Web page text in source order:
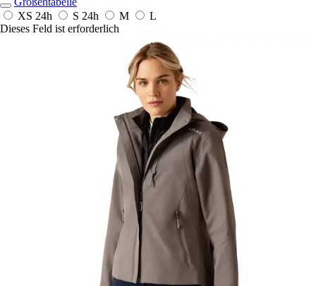
XS 24h S 24h M
L
Dieses Feld ist erforderlich